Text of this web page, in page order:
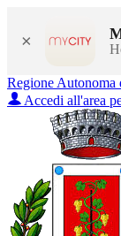
×
Regione Autonoma
Accedi all'area